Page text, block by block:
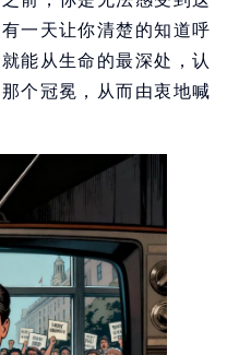
一天让你清楚的知道呼
能从生命的最深处，认
个冠冕，从而由衷地喊